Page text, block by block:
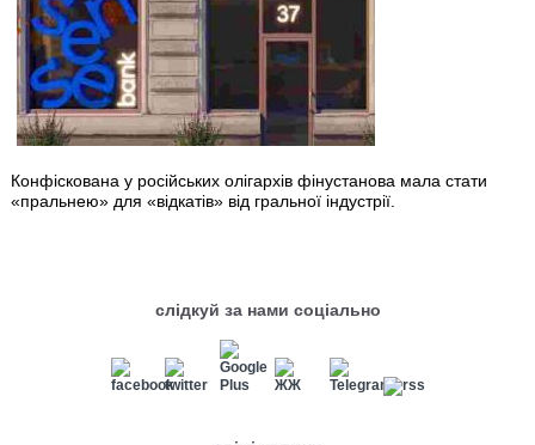
Конфіскована у російських олігархів фінустанова мала стати
«пральнею» для «відкатів» від гральної індустрії.
слідкуй за нами соціально